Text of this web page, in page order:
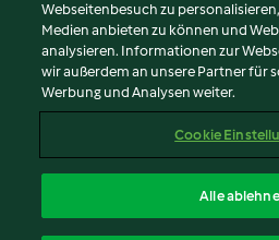
© Copyright 2026
Nutzungsbedingungen
Datenschutzrichtlinien
Impressum
Inhalt melden
Webseitenbesuch zu
Medien anbieten zu können und
analysieren. Informationen zur
wir außerdem an unsere Partner für
Werbung und Analysen weiter.
Cookie
Alle